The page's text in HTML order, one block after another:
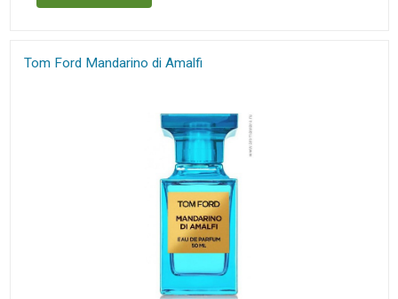
Tom Ford Mandarino di Amalfi